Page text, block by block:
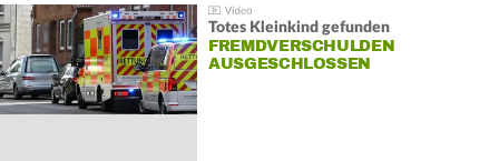
Totes Kleinkind gefunden
FREMDVERSCHULDEN
AUSGESCHLOSSEN